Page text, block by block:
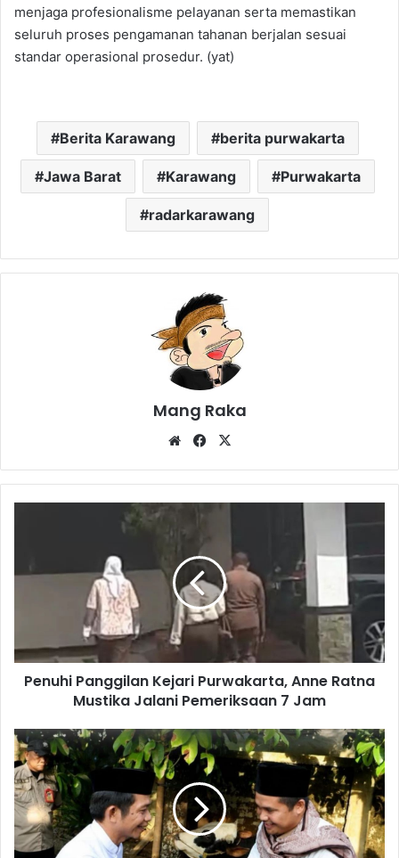
menjaga profesionalisme pelayanan serta memastikan
seluruh proses pengamanan tahanan berjalan sesuai
standar operasional prosedur. (yat)
Berita Karawang berita purwakarta
Jawa Barat Karawang Purwakarta
radarkarawang
Mang Raka
WebsiteFacebook
Pemeriksaan
Penuhi Panggilan Kejari Purwakarta, Anne Ratna
Mustika Jalani Pemeriksaan 7 Jam
Sapi
Kurban
Presiden
Prabowo
Disembelih
di
Bojong,